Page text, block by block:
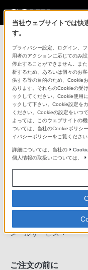
ソニーストア
ご利用ガイドでは、
スに関しまとめてご
ご利用の前に
ソニーストア 店舗の
ソニーショップ（ソニ
ソニーストアの特典・
（長期保証、下取サー
定期クーポンのプレゼ
メールサービス
ご注文の前に
当社ウェブサイトでは快
す。
プライバシー設定、ログイン、
用者のアクションに応じてのみ
停止することができません。ま
析するため、あるいは個々のお
供する等の目的のため、Cookie
あります。それらのCookieの受
ックしてください。Cookie使用
ックして下さい。Cookie設定を
ください。Cookieの設定をいつ
よっては、このウェブサイトの
ついては、当社のCookieポリシ
イバシーポリシーをご覧ください
詳細については、当社の
個人情報の取扱いについては、